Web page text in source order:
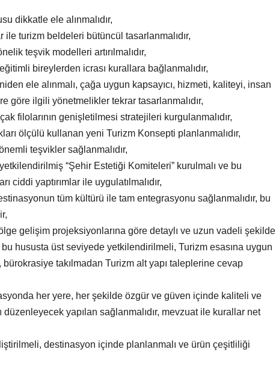
dikkatle ele alınmalıdır,
turizm beldeleri bütüncül tasarlanmalıdır,
teşvik modelleri artırılmalıdır,
bireylerden icrası kurallara bağlanmalıdır,
ele alınmalı, çağa uygun kapsayıcı, hizmeti, kaliteyi, insan
göre ilgili yönetmelikler tekrar tasarlanmalıdır,
filolarının genişletilmesi stratejileri kurgulanmalıdır,
ölçülü kullanan yeni Turizm Konsepti planlanmalıdır,
teşvikler sağlanmalıdır,
“Şehir Estetiği Komiteleri” kurulmalı ve bu
ciddi yaptırımlar ile uygulatılmalıdır,
tüm kültürü ile tam entegrasyonu sağlanmalıdır, bu
gelişim projeksiyonlarına göre detaylı ve uzun vadeli şekilde
hususta üst seviyede yetkilendirilmeli, Turizm esasına uygun
bürokrasiye takılmadan Turizm alt yapı taleplerine cevap
her yere, her şekilde özgür ve güven içinde kaliteli ve
düzenleyecek yapılan sağlanmalıdır, mevzuat ile kurallar net
destinasyon içinde planlanmalı ve ürün çeşitliliği